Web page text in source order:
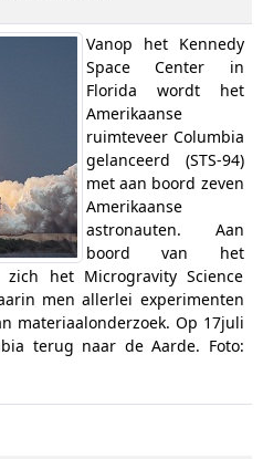
Vanop het Kennedy
Space Center in
Florida wordt het
Amerikaanse
ruimteveer Columbia
gelanceerd (STS-94)
met aan boord zeven
Amerikaanse
astronauten. Aan
boord van het
zich het Microgravity Science
men allerlei experimenten
materiaalonderzoek. Op 17juli
terug naar de Aarde. Foto: